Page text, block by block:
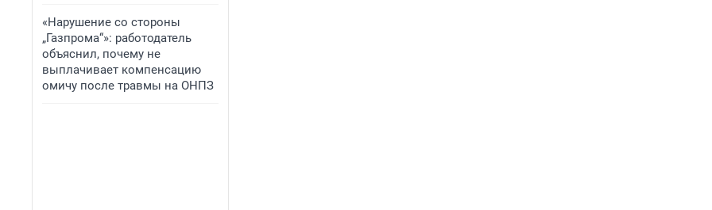
«Нарушение со стороны
„Газпрома“»: работодатель
объяснил, почему не
выплачивает компенсацию
омичу после травмы на ОНПЗ